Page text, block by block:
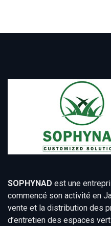
SOPHYNAD est une
commencé son activité en
vente et la distribution des
d’entretien des espaces